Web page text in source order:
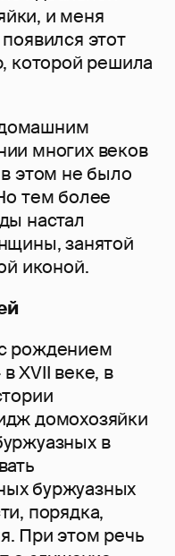
и меня
этот
которой решила
многих веков
этом не было
тем более
настал
занятой
иконой.
рождением
XVII веке, в
домохозяйки
в
буржуазных
порядка,
При этом речь